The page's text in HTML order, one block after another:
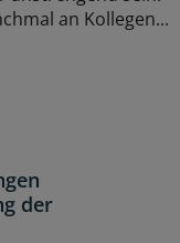
an Kollegen...
der